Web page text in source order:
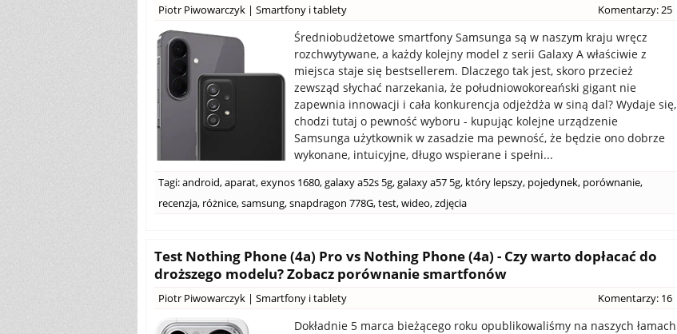
Piotr Piwowarczyk | Smartfony i tablety Komentarzy: 25
Średniobudżetowe smartfony Samsunga są w naszym kraju wręcz
rozchwytywane, a każdy kolejny model z serii Galaxy A właściwie z
miejsca staje się bestsellerem. Dlaczego tak jest, skoro przecież
zewsząd słychać narzekania, że południowokoreański gigant nie
zapewnia innowacji i cała konkurencja odjeżdża w siną dal? Wydaje się,
chodzi tutaj o pewność wyboru - kupując kolejne urządzenie
Samsunga użytkownik w zasadzie ma pewność, że będzie ono dobrze
wykonane, intuicyjne, długo wspierane i spełni...
Tagi:android,aparat,exynos 1680,galaxy a52s 5g,galaxy a57 5g, który lepszy, pojedynek, porównanie,
recenzja, różnice,samsung,snapdragon 778G,test,wideo,zdjęcia
Test Nothing Phone (4a) Pro vs Nothing Phone (4a) - Czy warto dopłacać do
droższego modelu? Zobacz porównanie smartfonów
Piotr Piwowarczyk | Smartfony i tablety Komentarzy: 16
Dokładnie 5 marca bieżącego roku opublikowaliśmy na naszych łamach